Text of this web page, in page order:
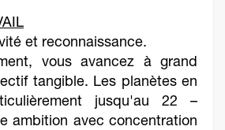
et reconnaissance.
vous avancez à grand
tangible. Les planètes en
jusqu'au 22 –
ambition avec concentration